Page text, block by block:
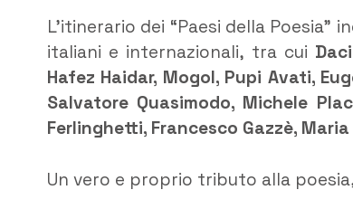
L’itinerario dei “Paesi della
italiani e internazionali, tra cui
Hafez Haidar, Mogol, Pupi Avati,
Salvatore Quasimodo, Michele
Ferlinghetti, Francesco Gazzè,
Un vero e proprio tributo alla